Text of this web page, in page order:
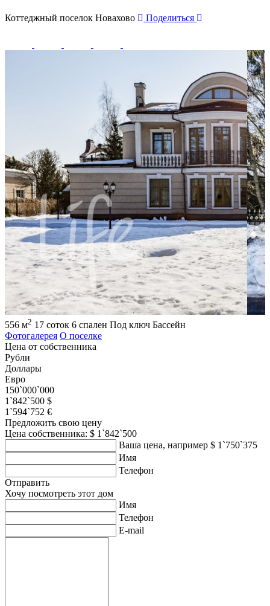
Коттеджный поселок Новахово Поделиться
556 м2 17 соток 6 спален Под ключ Бассейн
Фотогалерея О поселке
Цена от собственника
Рубли
Доллары
Евро
150`000`000
1`842`500 $
1`594`752 €
Предложить свою цену
Цена собственника: $ 1`842`500
Ваша цена, например $ 1`750`375
Имя
Телефон
Отправить
Хочу посмотреть этот дом
Имя
Телефон
E-mail